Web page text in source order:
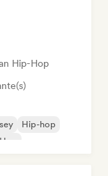
Hip-Hop
Hip-hop